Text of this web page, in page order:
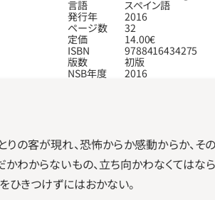
言語
スペイン語
発行年
2016
ページ数
32
定価
14.00€
ISBN
9788416434275
版数
初版
NSB年度
2016
の客が現れ、恐怖からか感動からか、そ
わからないもの、立ち向かわなくては
ひきつけずにはおかない。